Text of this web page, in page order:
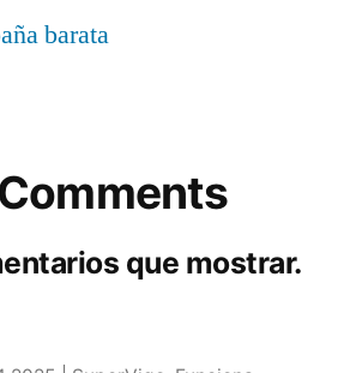
barata
que mostrar.